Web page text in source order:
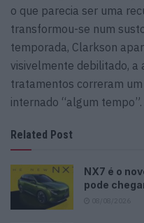
o que parecia ser uma
transformou-se num
temporada, Clarkson
visivelmente debilitado, a
tratamentos correram
internado “algum tempo”.
Related Post
NX7 é o
pode